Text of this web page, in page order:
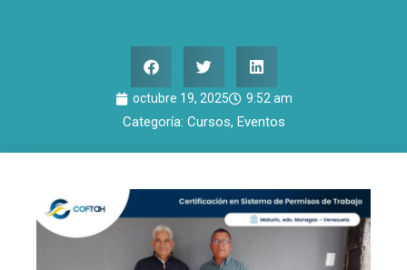
octubre 19, 2025 9:52 am
Categoría: Cursos, Eventos